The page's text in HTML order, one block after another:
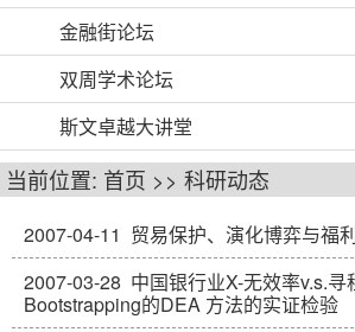
金融街论坛
双周学术论坛
斯文卓越大讲堂
当前位置: 首页 >> 科研动态
2007-04-11 贸易保护、演化博弈与福
2007-03-28 中国银行业X-无效率v.s.寻
Bootstrapping的DEA 方法的实证检验